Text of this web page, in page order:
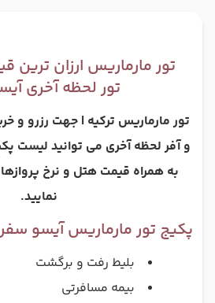
تور مارماریس ارزان ترین
تور لحظه آخری
تور مارماریس ترکیه | جهت رزرو و
و آفر لحظه آخری می توانید لیست
به همراه قیمت هتل و نرخ
نمایید.
پکیج تور مارماریس آیسو سفر
بلیط رفت و برگشت
بیمه مسافرتی